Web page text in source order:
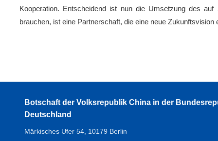
Kooperation. Entscheidend ist nun die Umsetzung des
brauchen, ist eine Partnerschaft, die eine neue
Botschaft der Volksrepublik China in der
Deutschland
Märkisches Ufer 54, 10179 Berlin